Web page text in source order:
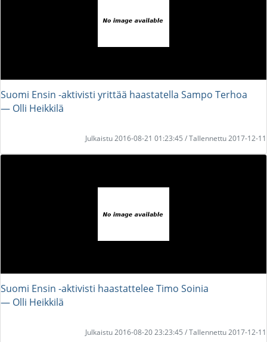
Suomi Ensin -aktivisti yrittää haastatella Sampo Terhoa
― Olli Heikkilä
Julkaistu 2016-08-21 01:23:45 / Tallennettu 2017-12-11
Suomi Ensin -aktivisti haastattelee Timo Soinia
― Olli Heikkilä
Julkaistu 2016-08-20 23:23:45 / Tallennettu 2017-12-11